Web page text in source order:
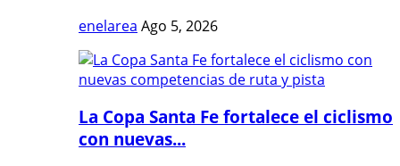
enelarea Ago 5, 2026
La Copa Santa Fe fortalece el ciclismo
con nuevas...